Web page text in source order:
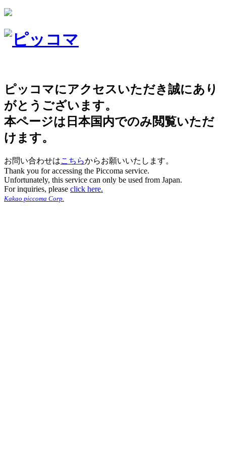
ピッコマにアクセスいただき誠にあり
がとうございます。
本ページは日本国内でのみ閲覧いただ
けます。
お問い合わせはこちらからお願いいたします。
Thank you for accessing the Piccoma service.
Unfortunately, this service can only be used from Japan.
For inquiries, please click here.
Kakao piccoma Corp.